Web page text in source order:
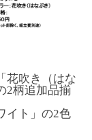
花吹き（はな
2柄追加品揃
イト」の2色